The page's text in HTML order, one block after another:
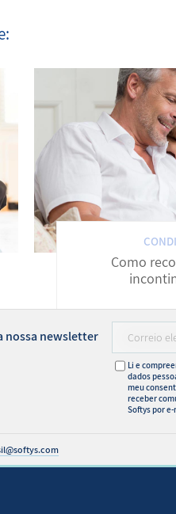
Como
nossa newsletter
Li e
dados
meu
receber
Softys por